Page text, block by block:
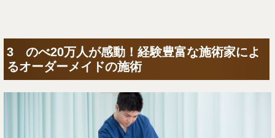
3 のべ20万人が感動！経験豊富な施術家によ
るオーダーメイドの施術